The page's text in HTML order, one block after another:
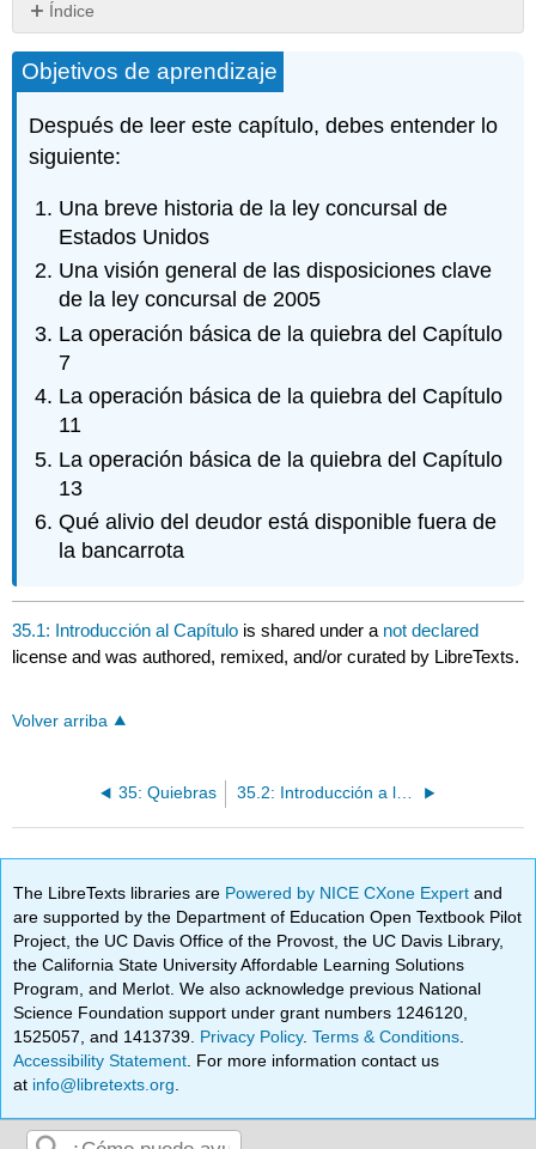
Índice
Sin
encabezados
Objetivos de aprendizaje
Después de leer este capítulo, debes entender lo
siguiente:
Una breve historia de la ley concursal de
Estados Unidos
Una visión general de las disposiciones clave
de la ley concursal de 2005
La operación básica de la quiebra del Capítulo
7
La operación básica de la quiebra del Capítulo
11
La operación básica de la quiebra del Capítulo
13
Qué alivio del deudor está disponible fuera de
la bancarrota
35.1: Introducción al Capítulo is shared under a not declared
license and was authored, remixed, and/or curated by LibreTexts.
Volver arriba
35: Quiebras
The LibreTexts libraries are Powered by NICE CXone Expertand
are supported by the Department of Education Open Textbook Pilot
Project, the UC Davis Office of the Provost, the UC Davis Library,
the California State University Affordable Learning Solutions
Program, and Merlot. We also acknowledge previous National
Science Foundation support under grant numbers 1246120,
1525057, and 1413739. Privacy Policy.Terms & Conditions
Accessibility Statement . For more information contact us
at info@libretexts.org